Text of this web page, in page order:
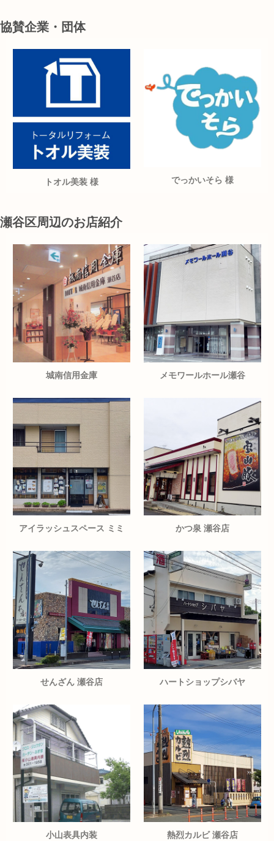
協賛企業・団体
トオル美装 様 でっかいそら 様
瀬谷区周辺のお店紹介
城南信用金庫 メモワールホール瀬谷
アイラッシュスペース ミミ かつ泉 瀬谷店
せんざん 瀬谷店 ハートショップシバヤ
小山表具内装 熱烈カルビ 瀬谷店